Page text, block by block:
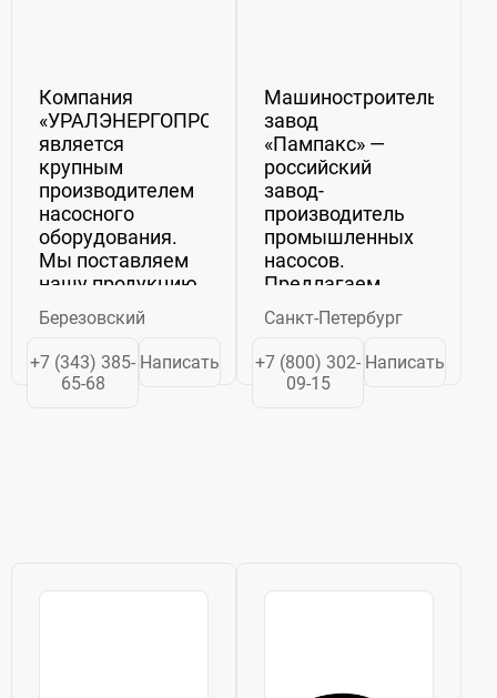
Компания
«УРАЛЭНЕРГОПРОМ»
является
крупным
производителем
насосного
оборудования.
Мы поставляем
нашу продукцию
по всей России и
СНГ.
Оборудование,
выпущенное на
Березовский
+7 (343) 385-
65-68
Написать
Машиностроительный
завод
«Пампакс» —
российский
завод-
производитель
промышленных
насосов.
Предлагаем
широкий
ассортимент
насосного
оборудования
Санкт-Петербург
+7 (800) 302-
09-15
Написать